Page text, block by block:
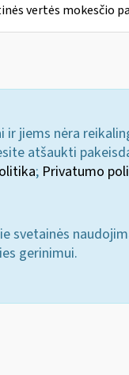
vertės mokesčio
jiems nėra
atšaukti
; Privatumo
svetainės
gerinimui.